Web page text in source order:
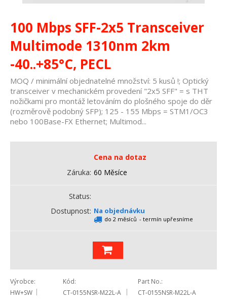
100 Mbps SFF-2x5 Transceiver
Multimode 1310nm 2km
-40..+85°C, PECL
MOQ / minimální objednatelné množství: 5 kusů !; Optický
transceiver v mechanickém provedení "2x5 SFF" = s THT
nožičkami pro montáž letováním do plošného spoje do děr
(rozměrově podobný SFP); 125 - 155 Mbps = STM1/OC3
nebo 100Base-FX Ethernet; Multimod...
Cena na dotaz
Záruka 60 Měsíce
Status
Dostupnost Na objednávku
do 2 měsíců - termín upřesníme
Výrobce
HW+SW
Kód
CT-0155NSR-M22L-A
Part No.
CT-0155NSR-M22L-A